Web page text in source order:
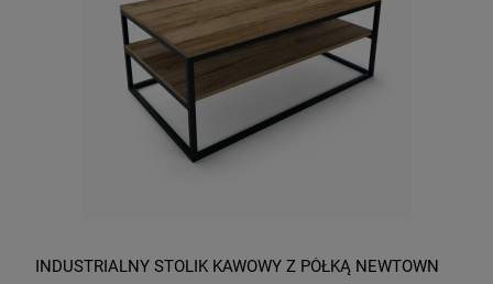
INDUSTRIALNY STOLIK KAWOWY Z PÓŁKĄ NEWTOWN